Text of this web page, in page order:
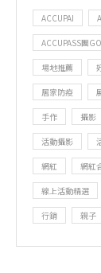
ACCUPAI
ACCUPASS團
場地推薦
居家防疫
手作 攝影
活動攝影
網紅 網紅
線上活動精選
行銷 親子